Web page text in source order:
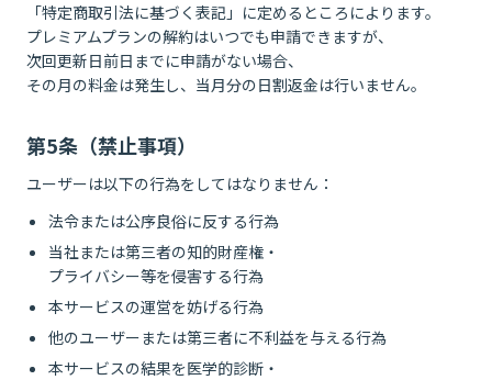
「特定商取引法に基づく表記」に定めるところによります。
プレミアムプランの解約はいつでも申請できますが、
次回更新日前日までに申請がない場合、
その月の料金は発生し、当月分の日割返金は行いません。
第5条（禁止事項）
ユーザーは以下の行為をしてはなりません：
法令または公序良俗に反する行為
当社または第三者の知的財産権・
プライバシー等を侵害する行為
本サービスの運営を妨げる行為
他のユーザーまたは第三者に不利益を与える行為
本サービスの結果を医学的診断・